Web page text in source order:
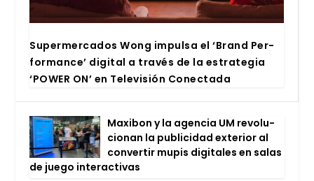
Super­mer­ca­dos Wong impul­sa el ‘Brand Per­
for­man­ce’ digi­tal a tra­vés de la estra­te­gia
‘POWER ON’ en Tele­vi­sión Conec­ta­da
Maxi­bon y la agen­cia UM revo­lu­
cio­nan la publi­ci­dad exte­rior al
con­ver­tir mupis digi­ta­les en salas
de jue­go inter­ac­ti­vas